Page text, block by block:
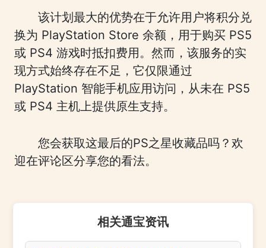
该计划最大的优势在于允许用户将积分兑
换为 PlayStation Store 余额，用于购买 PS5
或 PS4 游戏时抵扣费用。然而，该服务的实
现方式始终存在不足，它仅限通过
PlayStation 智能手机应用访问，从未在 PS5
或 PS4 主机上提供原生支持。
您会获取这最后的PS之星收藏品吗？欢
迎在评论区分享您的看法。
相关通宝资讯